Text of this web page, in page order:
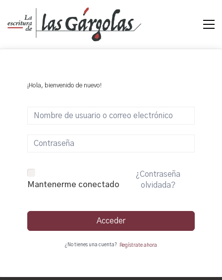
¡Hola, bienvenido de nuevo!
Mantenerme conectado
¿Contraseña
olvidada?
Acceder
¿No tienes una cuenta? Regístrate ahora